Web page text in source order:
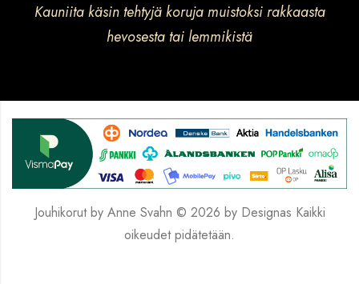
Kauniita käsin tehtyjä koruja muistoksi rakkaasta
hevosesta tai lemmikistä
Jouhikorut by Anne Svahn © 2026 by Designas Kaikki
oikeudet pidätetään.